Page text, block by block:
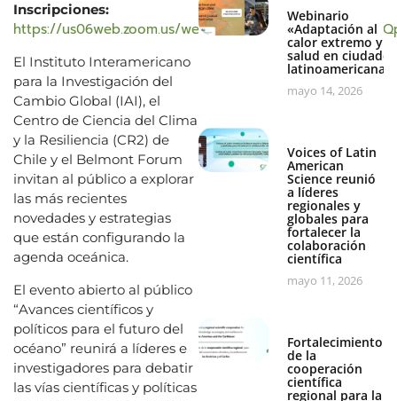
Inscripciones:
https://us06web.zoom.us/webinar/register/
El Instituto Interamericano
para la Investigación del
Cambio Global (IAI), el
Centro de Ciencia del Clima
y la Resiliencia (CR2) de
Chile y el Belmont Forum
invitan al público a explorar
las más recientes
novedades y estrategias
que están configurando la
agenda oceánica.
El evento abierto al público
“Avances científicos y
políticos para el futuro del
océano” reunirá a líderes e
investigadores para debatir
las vías científicas y políticas
Webinario
«Adaptación al
calor extremo y
salud en ciudades
mayo 14, 2026
Voices of Latin
American
Science reunió
a líderes
regionales y
globales para
fortalecer la
colaboración
científica
mayo 11, 2026
Fortalecimiento
de la
cooperación
científica
regional para la